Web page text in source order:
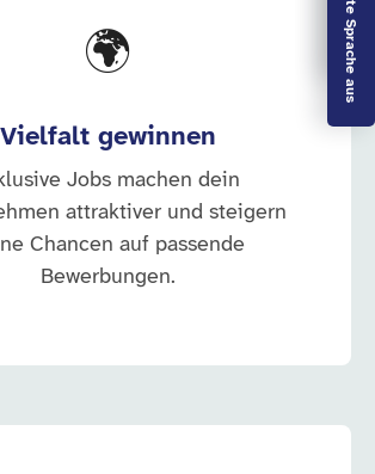
Leichte Sprache aus
🌍
Vielfalt gewinnen
Jobs machen dein
attraktiver und steigern
Chancen auf passende
Bewerbungen.